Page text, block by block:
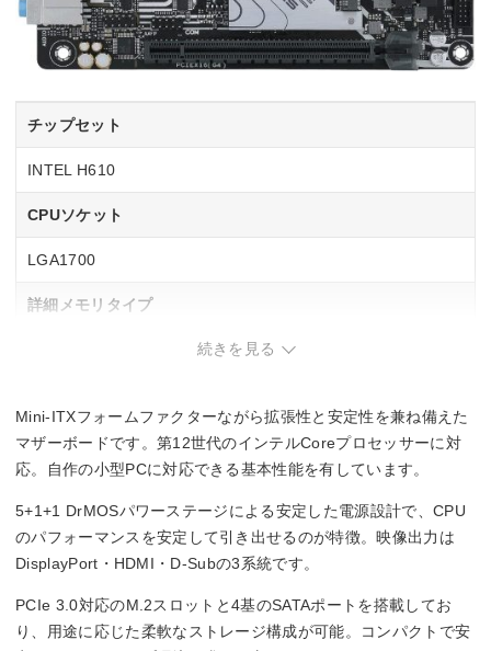
チップセット
INTEL H610
CPUソケット
LGA1700
詳細メモリタイプ
2
続きを見る
Mini-ITXフォームファクターながら拡張性と安定性を兼ね備えた
マザーボードです。第12世代のインテルCoreプロセッサーに対
応。自作の小型PCに対応できる基本性能を有しています。
5+1+1 DrMOSパワーステージによる安定した電源設計で、CPU
のパフォーマンスを安定して引き出せるのが特徴。映像出力は
DisplayPort・HDMI・D-Subの3系統です。
PCIe 3.0対応のM.2スロットと4基のSATAポートを搭載してお
り、用途に応じた柔軟なストレージ構成が可能。コンパクトで安